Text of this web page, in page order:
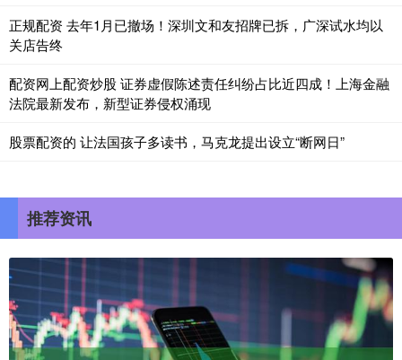
正规配资 去年1月已撤场！深圳文和友招牌已拆，广深试水均以
关店告终
配资网上配资炒股 证券虚假陈述责任纠纷占比近四成！上海金融
法院最新发布，新型证券侵权涌现
股票配资的 让法国孩子多读书，马克龙提出设立“断网日”
推荐资讯